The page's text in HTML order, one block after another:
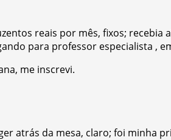
reais por mês, fixos; recebia
para professor especialista ,
me inscrevi.
atrás da mesa, claro; foi minha